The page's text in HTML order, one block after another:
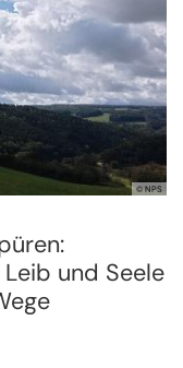
© NPS
und Seele